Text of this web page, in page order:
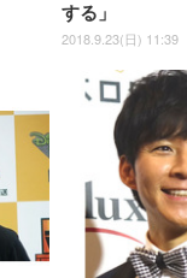
する」
2018.9.23(日) 11:39